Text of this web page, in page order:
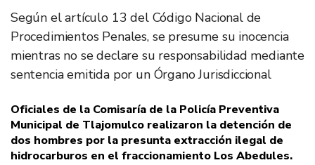
Según el artículo 13 del Código Nacional de
Procedimientos Penales, se presume su inocencia
mientras no se declare su responsabilidad mediante
sentencia emitida por un Órgano Jurisdiccional
Oficiales de la Comisaría de la Policía Preventiva
Municipal de Tlajomulco realizaron la detención de
dos hombres por la presunta extracción ilegal de
hidrocarburos en el fraccionamiento Los Abedules.